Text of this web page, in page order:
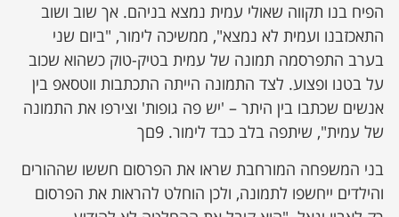
הפיח בנו תקווה שאולי עמית נמצא בניהם. אך שוב ושוב
התאכזבנו ועמית לא נמצא", ממשיכה לימור, "ביום שני
בערב התפרסמה תמונה של עמית בטיק-טוק כשהוא שכוב
על בטנו ופצוע. לצד התמונה הייתה התכתבות ווטסאפ בין
אנשים שכתבו בין היתר – 'יש פה גופות' וצירפו את התמונה
של עמית", שיתפה בלב כבד לימור. 9םך
בני המשפחה המורחבת שראו את הפרסום חששו שההורים
והילדים ייחשפו לתמונה, ולכן הוחלט להראות את הפרסום